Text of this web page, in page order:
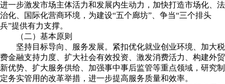
进一步激发市场主体活力和发展内生动力，加快打造市场化、法
治化、国际化营商环境，为建设“五个廊坊”、争当“三个排头
兵”提供有力支撑。
（二）基本原则
坚持目标导向、服务发展。紧扣优化就业创业环境、加大税
费金融支持力度、扩大社会有效投资、激发消费活力、构建外贸
新优势、扩大服务供给、加强事中事后监管等重点领域，研究制
定务实管用的改革举措，进一步提高服务质量和效率。